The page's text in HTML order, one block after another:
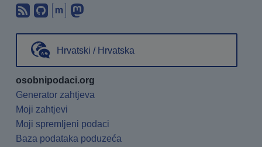
Pretplati se na naš blog koristeći
Pronađi nas na GitHubu.
Raspravljaj s nama putem
Hrvatski / Hrvatska
osobnipodaci.org
Generator zahtjeva
Moji zahtjevi
Moji spremljeni podaci
Baza podataka poduzeća